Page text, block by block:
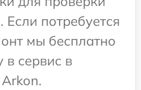
Если потребуется
мы бесплатно
в сервис в